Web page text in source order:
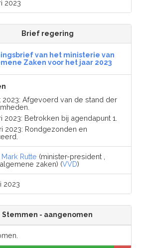
2023
Brief regering
van het ministerie van
Zaken voor het jaar 2023
2023: Afgevoerd van de stand der
2023: Betrokken bij agendapunt 1.
2023: Rondgezonden en
Mark Rutte (minister-president ,
zaken) (VVD)
2023
Stemmen - aangenomen